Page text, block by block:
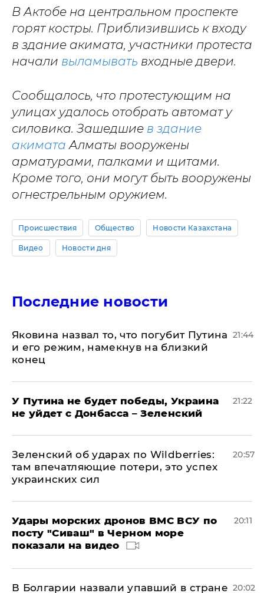
В Актобе на центральном проспекте
горят костры. Приблизившись к входу
в здание акимата, участники протеста
начали выламывать входные двери.
Сообщалось, что протестующим на
улицах удалось отобрать автомат у
силовика. Зашедшие в здание
акимата Алматы вооружены
арматурами, палками и щитами.
Кроме того, они могут быть вооружены
огнестрельным оружием.
Происшествия Общество Новости Казахстана
Видео Новости дня
Последние новости
Яковина назвал то, что погубит Путина
и его режим, намекнув на близкий
конец
21:44
У Путина не будет победы, Украина
не уйдет с Донбасса – Зеленский
21:22
Зеленский об ударах по Wildberries:
там впечатляющие потери, это успех
украинских сил
20:57
Удары морских дронов ВМС ВСУ по
посту "Сиваш" в Черном море
показали на видео
20:11
В Болгарии назвали упавший в стране 20:02